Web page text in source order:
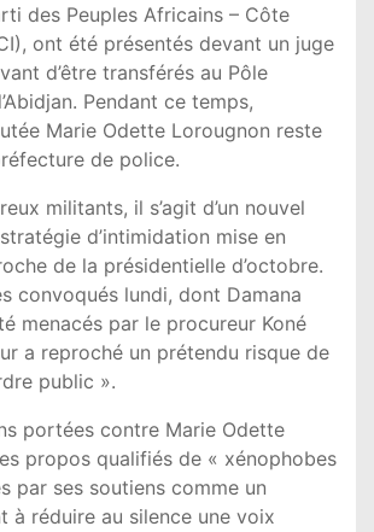
des Peuples Africains – Côte
ont été présentés devant un juge
d’être transférés au Pôle
Pendant ce temps,
Marie Odette Lorougnon reste
de police.
militants, il s’agit d’un nouvel
d’intimidation mise en
de la présidentielle d’octobre.
convoqués lundi, dont Damana
menacés par le procureur Koné
a reproché un prétendu risque de
public ».
portées contre Marie Odette
propos qualifiés de « xénophobes
par ses soutiens comme un
à réduire au silence une voix